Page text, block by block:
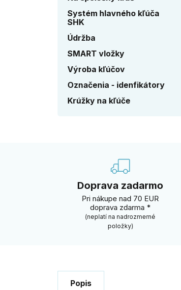
Systém hlavného kľúča
SHK
Údržba
SMART vložky
Výroba kľúčov
Označenia - idenfikátory
Krúžky na kľúče
Doprava zadarmo
Pri nákupe nad 70 EUR
doprava zdarma *
(neplatí na nadrozmerné
položky)
Popis